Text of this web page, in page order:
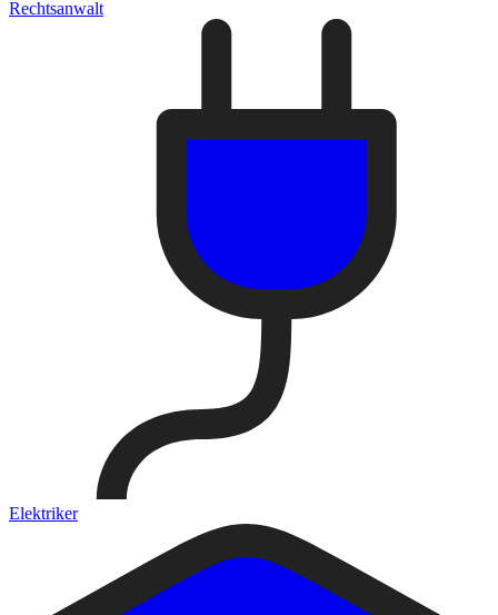
Rechtsanwalt
Elektriker